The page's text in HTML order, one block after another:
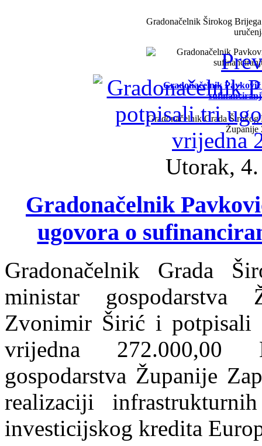
Gradonačelnik Širokog
Gradonačelnik
Gradonačelnik Grada
Županije
Utorak,
Gradonačelnik
ugovora o
Gradonačelnik Grada
ministar gospodarstva
Zvonimir Širić i potpisali
vrijedna 272.000,00
gospodarstva Županije
realizaciji
investicijskog kredita